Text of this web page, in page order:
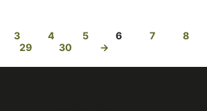
3 4 5 6 7
8
29 30 →